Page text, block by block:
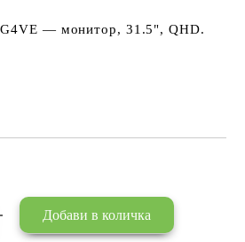
— монитор, 31.5", QHD.